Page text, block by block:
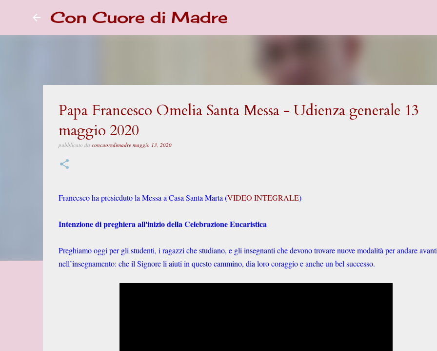
Con Cuore di Madre
Papa Francesco Omelia Santa Messa - Udienza generale 13
maggio 2020
pubblicato da concuoredimadre maggio 13, 2020
Francesco ha presieduto la Messa a Casa Santa Marta (VIDEO INTEGRALE)
Intenzione di preghiera all'inizio della Celebrazione Eucaristica
Preghiamo oggi per gli studenti, i ragazzi che studiano, e gli insegnanti che devono trovare nuove modalità per andare
nell’insegnamento: che il Signore li aiuti in questo cammino, dia loro coraggio e anche un bel successo.